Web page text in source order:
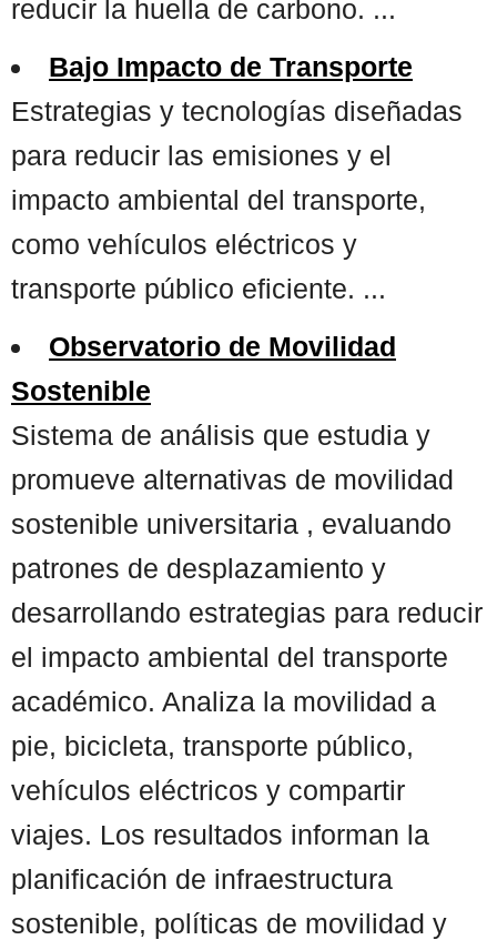
reducir la huella de carbono. ...
Bajo Impacto de Transporte
Estrategias y tecnologías diseñadas
para reducir las emisiones y el
impacto ambiental del transporte,
como vehículos eléctricos y
transporte público eficiente. ...
Observatorio de Movilidad
Sostenible
Sistema de análisis que estudia y
promueve alternativas de movilidad
sostenible universitaria , evaluando
patrones de desplazamiento y
desarrollando estrategias para reducir
el impacto ambiental del transporte
académico. Analiza la movilidad a
pie, bicicleta, transporte público,
vehículos eléctricos y compartir
viajes. Los resultados informan la
planificación de infraestructura
sostenible, políticas de movilidad y